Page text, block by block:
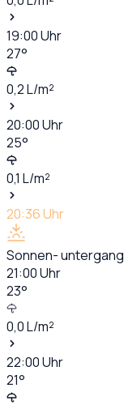
19:00Uhr
27°
0,2L/m²
20:00Uhr
25°
0,1 L/m²
20:36Uhr
Sonnen- untergang
21:00Uhr
23°
0,0L/m²
22:00Uhr
21°